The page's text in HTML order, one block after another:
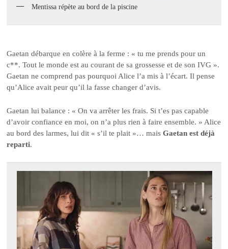
Mentissa répète au bord de la piscine
Gaetan débarque en colère à la ferme : « tu me prends pour un
c**. Tout le monde est au courant de sa grossesse et de son IVG ».
Gaetan ne comprend pas pourquoi Alice l’a mis à l’écart. Il pense
qu’Alice avait peur qu’il la fasse changer d’avis.
Gaetan lui balance : « On va arrêter les frais. Si t’es pas capable
d’avoir confiance en moi, on n’a plus rien à faire ensemble. » Alice
au bord des larmes, lui dit « s’il te plait »… maisGaetan est déjà
reparti.